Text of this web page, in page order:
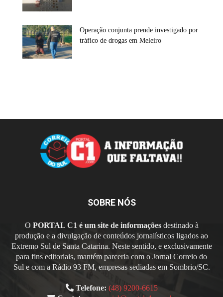
Operação conjunta prende investigado por
tráfico de drogas em Meleiro
SOBRE NÓS
O PORTAL C1 é um site de informaçõesdestinado à
produção e a divulgação de conteúdos jornalísticos ligados ao
Extremo Sul de Santa Catarina. Neste sentido, e exclusivamente
para fins editoriais, mantém parceria com o Jornal Correio do
Sul e com a Rádio 93 FM, empresas sediadas em Sombrio/SC.
Telefone: (48) 9200-6615